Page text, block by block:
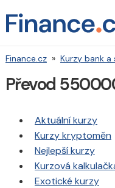
Finance.cz » Kurzy bank a
Převod
Aktuální kurzy
Kurzy kryptoměn
Nejlepší kurzy
Kurzová
Exotické kurzy